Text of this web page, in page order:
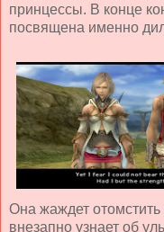
принцессы. В конце
посвящена именно
Она жаждет
внезапно узнает об